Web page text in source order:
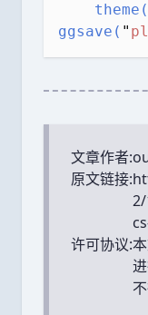
theme(
ggsave( "
文章作者:
原文链接:
许可协议: